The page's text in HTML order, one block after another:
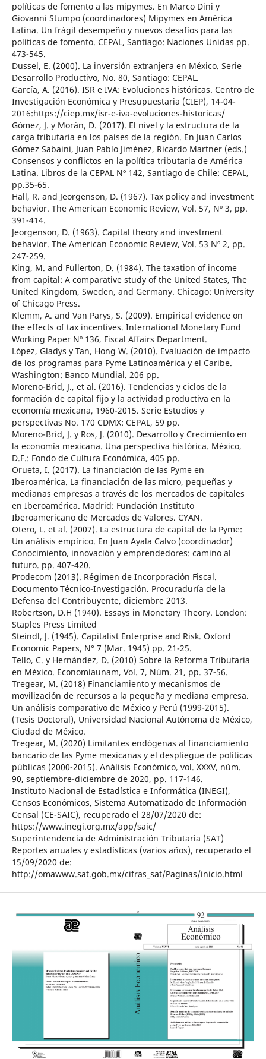
políticas de fomento a las mipymes. En Marco Dini y
Giovanni Stumpo (coordinadores) Mipymes en América
Latina. Un frágil desempeño y nuevos desafíos para las
políticas de fomento. CEPAL, Santiago: Naciones Unidas pp.
473-545.
Dussel, E. (2000). La inversión extranjera en México. Serie
Desarrollo Productivo, No. 80, Santiago: CEPAL.
García, A. (2016). ISR e IVA: Evoluciones históricas. Centro de
Investigación Económica y Presupuestaria (CIEP), 14-04-
2016:https://ciep.mx/isr-e-iva-evoluciones-historicas/
Gómez, J. y Morán, D. (2017). El nivel y la estructura de la
carga tributaria en los países de la región. En Juan Carlos
Gómez Sabaini, Juan Pablo Jiménez, Ricardo Martner (eds.)
Consensos y conflictos en la política tributaria de América
Latina. Libros de la CEPAL Nº 142, Santiago de Chile: CEPAL,
pp.35-65.
Hall, R. and Jeorgenson, D. (1967). Tax policy and investment
behavior. The American Economic Review, Vol. 57, Nº 3, pp.
391-414.
Jeorgenson, D. (1963). Capital theory and investment
behavior. The American Economic Review, Vol. 53 Nº 2, pp.
247-259.
King, M. and Fullerton, D. (1984). The taxation of income
from capital: A comparative study of the United States, The
United Kingdom, Sweden, and Germany. Chicago: University
of Chicago Press.
Klemm, A. and Van Parys, S. (2009). Empirical evidence on
the effects of tax incentives. International Monetary Fund
Working Paper Nº 136, Fiscal Affairs Department.
López, Gladys y Tan, Hong W. (2010). Evaluación de impacto
de los programas para Pyme Latinoamérica y el Caribe.
Washington: Banco Mundial. 206 pp.
Moreno-Brid, J., et al. (2016). Tendencias y ciclos de la
formación de capital fijo y la actividad productiva en la
economía mexicana, 1960-2015. Serie Estudios y
perspectivas No. 170 CDMX: CEPAL, 59 pp.
Moreno-Brid, J. y Ros, J. (2010). Desarrollo y Crecimiento en
la economía mexicana. Una perspectiva histórica. México,
D.F.: Fondo de Cultura Económica, 405 pp.
Orueta, I. (2017). La financiación de las Pyme en
Iberoamérica. La financiación de las micro, pequeñas y
medianas empresas a través de los mercados de capitales
en Iberoamérica. Madrid: Fundación Instituto
Iberoamericano de Mercados de Valores. CYAN.
Otero, L. et al. (2007). La estructura de capital de la Pyme:
Un análisis empírico. En Juan Ayala Calvo (coordinador)
Conocimiento, innovación y emprendedores: camino al
futuro. pp. 407-420.
Prodecom (2013). Régimen de Incorporación Fiscal.
Documento Técnico-Investigación. Procuraduría de la
Defensa del Contribuyente, diciembre 2013.
Robertson, D.H (1940). Essays in Monetary Theory. London:
Staples Press Limited
Steindl, J. (1945). Capitalist Enterprise and Risk. Oxford
Economic Papers, N° 7 (Mar. 1945) pp. 21-25.
Tello, C. y Hernández, D. (2010) Sobre la Reforma Tributaria
en México. Economíaunam, Vol. 7, Núm. 21, pp. 37-56.
Tregear, M. (2018) Financiamiento y mecanismos de
movilización de recursos a la pequeña y mediana empresa.
Un análisis comparativo de México y Perú (1999-2015).
(Tesis Doctoral), Universidad Nacional Autónoma de México,
Ciudad de México.
Tregear, M. (2020) Limitantes endógenas al financiamiento
bancario de las Pyme mexicanas y el despliegue de políticas
públicas (2000-2015). Análisis Económico, vol. XXXV, núm.
90, septiembre-diciembre de 2020, pp. 117-146.
Instituto Nacional de Estadística e Informática (INEGI),
Censos Económicos, Sistema Automatizado de Información
Censal (CE-SAIC), recuperado el 28/07/2020 de:
https://www.inegi.org.mx/app/saic/
Superintendencia de Administración Tributaria (SAT)
Reportes anuales y estadísticas (varios años), recuperado el
15/09/2020 de:
http://omawww.sat.gob.mx/cifras_sat/Paginas/inicio.html